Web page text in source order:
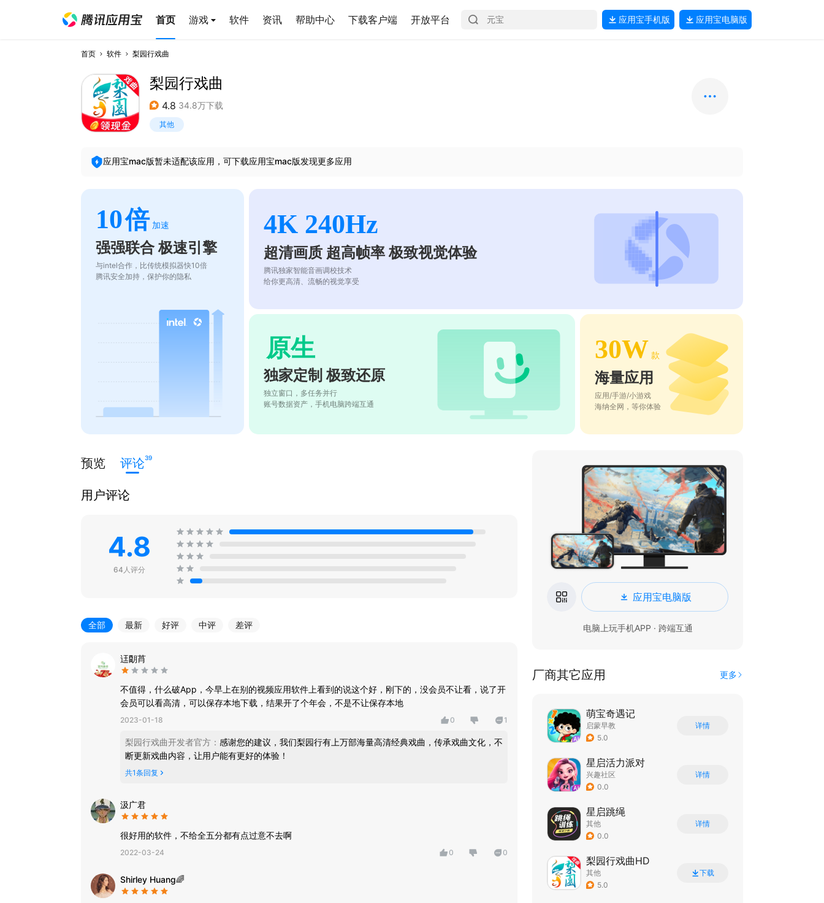
首页 游戏 软件 资讯 帮助中心 下载客户端 开放平台 应用宝手机版 应用宝电脑版
首页 软件 梨园行戏曲
梨园行戏曲
4.8 34.8万下载
其他
应用宝mac版暂未适配该应用，可下载应用宝mac版发现更多应用
10倍 加速
强强联合 极速引擎
与intel合作，比传统模拟器快10倍
腾讯安全加持，保护你的隐私
4K 240Hz
超清画质 超高帧率 极致视觉体验
腾讯独家智能音画调校技术
给你更高清、流畅的视觉享受
原生
独家定制 极致还原
独立窗口，多任务并行
账号数据资产，手机电脑跨端互通
30W 款
海量应用
应用/手游/小游戏
海纳全网，等你体验
预览 评论39
用户评论
4.8
64人评分
全部 最新 好评 中评 差评
迋朙莦
不值得，什么破App，今早上在别的视频应用软件上看到的说这个好，刚下的，没会员不让看，说了开
会员可以看高清，可以保存本地下载，结果开了个年会，不是不让保存本地
2023-01-18 0 1
梨园行戏曲开发者官方 ： 感谢您的建议，我们梨园行有上万部海量高清经典戏曲，传承戏曲文化，不
断更新戏曲内容，让用户能有更好的体验！
共1条回复
汲广君
很好用的软件，不给全五分都有点过意不去啊
2022-03-24 0 0
Shirley Huang🌈
应用宝电脑版
电脑上玩手机APP · 跨端互通
厂商其它应用 更多
萌宝奇遇记
启蒙早教
5.0
详情
星启活力派对
兴趣社区
0.0
详情
星启跳绳
其他
0.0
详情
梨园行戏曲HD
其他
5.0
下载